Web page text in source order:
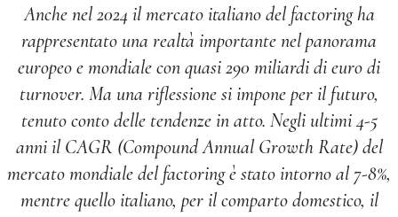
Anche nel 2024 il mercato italiano del factoring ha
rappresentato una realtà importante nel panorama
europeo e mondiale con quasi 290 miliardi di euro di
turnover. Ma una riflessione si impone per il futuro,
tenuto conto delle tendenze in atto. Negli ultimi 4-5
anni il CAGR (Compound Annual Growth Rate) del
mercato mondiale del factoring è stato intorno al 7-8%,
mentre quello italiano, per il comparto domestico, il